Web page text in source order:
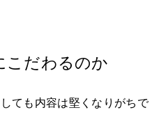
こだわるのか
ても内容は堅くなりがちで